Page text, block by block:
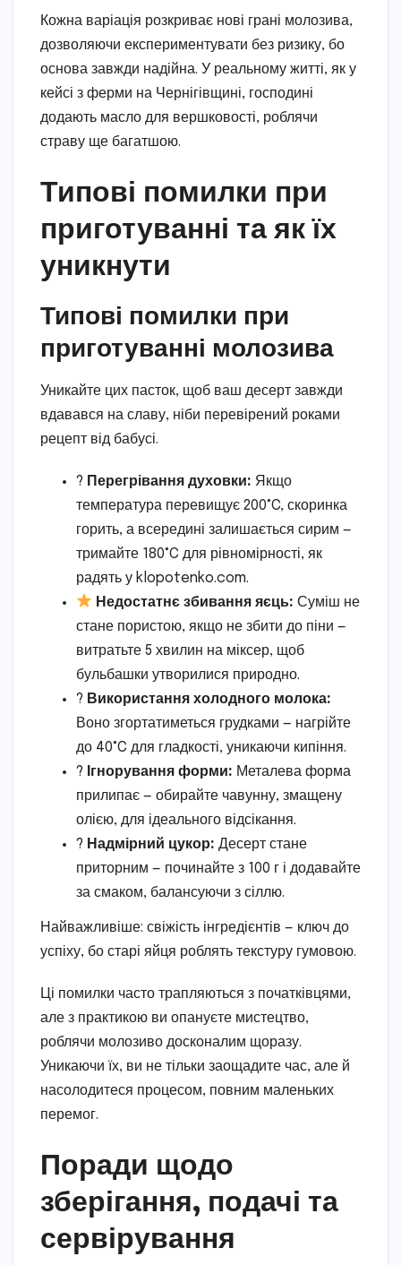
Кожна варіація розкриває нові грані молозива,
дозволяючи експериментувати без ризику, бо
основа завжди надійна. У реальному житті, як у
кейсі з ферми на Чернігівщині, господині
додають масло для вершковості, роблячи
страву ще багатшою.
Типові помилки при
приготуванні та як їх
уникнути
Типові помилки при
приготуванні молозива
Уникайте цих пасток, щоб ваш десерт завжди
вдавався на славу, ніби перевірений роками
рецепт від бабусі.
? Перегрівання духовки: Якщо
температура перевищує 200°C, скоринка
горить, а всередині залишається сирим —
тримайте 180°C для рівномірності, як
радять у klopotenko.com.
Недостатнє збивання яєць: Суміш не
стане пористою, якщо не збити до піни —
витратьте 5 хвилин на міксер, щоб
бульбашки утворилися природно.
? Використання холодного молока:
Воно згортатиметься грудками — нагрійте
до 40°C для гладкості, уникаючи кипіння.
? Ігнорування форми: Металева форма
прилипає — обирайте чавунну, змащену
олією, для ідеального відсікання.
? Надмірний цукор: Десерт стане
приторним — починайте з 100 г і додавайте
за смаком, балансуючи з сіллю.
Найважливіше: свіжість інгредієнтів — ключ до
успіху, бо старі яйця роблять текстуру гумовою.
Ці помилки часто трапляються з початківцями,
але з практикою ви опануєте мистецтво,
роблячи молозиво досконалим щоразу.
Уникаючи їх, ви не тільки заощадите час, але й
насолодитеся процесом, повним маленьких
перемог.
Поради щодо
зберігання, подачі та
сервірування